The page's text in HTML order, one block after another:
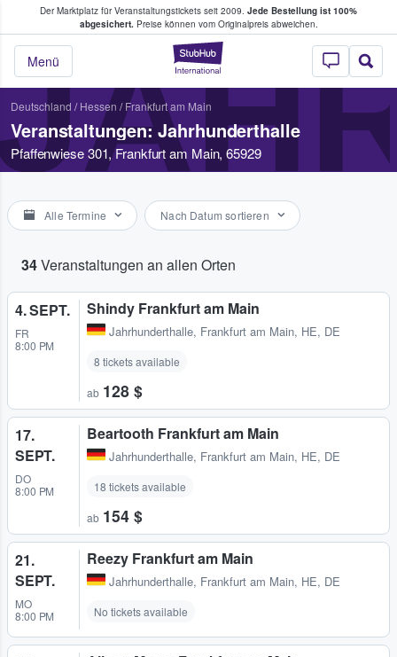
Der Marktplatz für Veranstaltungstickets seit 2009. Jede Bestellung ist 100%
abgesichert.Preise können vom Originalpreis abweichen.
StubHub - Wo
Menü
Tickets kaufen & verkaufen
Deutschland / Hessen / Frankfurt am Main
Veranstaltungen: Jahrhunderthalle
Pfaffenwiese 301, Frankfurt am Main, 65929
Alle Termine Nach Datum sortieren
34Veranstaltungen an allen Orten
4. SEPT.
FR
8:00 PM
Shindy Frankfurt am Main
Jahrhunderthalle, Frankfurt am Main, HE, DE
8 tickets available
ab 128 $
17.
SEPT.
DO
8:00 PM
Beartooth Frankfurt am Main
Jahrhunderthalle, Frankfurt am Main, HE, DE
18 tickets available
ab 154 $
21.
SEPT.
MO
8:00 PM
Reezy Frankfurt am Main
Jahrhunderthalle, Frankfurt am Main, HE, DE
No tickets available